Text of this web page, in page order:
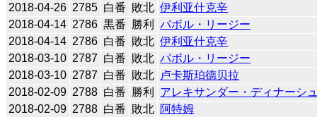
2018-04-26 2785 白番 敗北 伊利亚什克辛
2018-04-14 2786 黒番 勝利
パボル・リージー
2018-04-14 2786 白番 敗北 伊利亚什克辛
2018-03-10 2787 白番 敗北 パボル・リージー
2018-03-10 2787 白番 敗北 卢卡斯珀德贝拉
2018-02-09 2788 白番 勝利
アレキサンダー・ディナーシ
2018-02-09 2788 白番 敗北 阿特姆